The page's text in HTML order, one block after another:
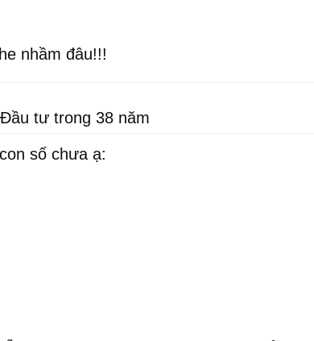
nhầm đâu!!!
Đầu tư trong 38 năm
số chưa ạ: